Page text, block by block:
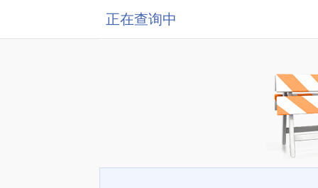
正在查询中